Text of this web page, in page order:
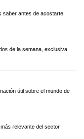
saber antes de acostarte
de la semana, exclusiva
útil sobre el mundo de
relevante del sector